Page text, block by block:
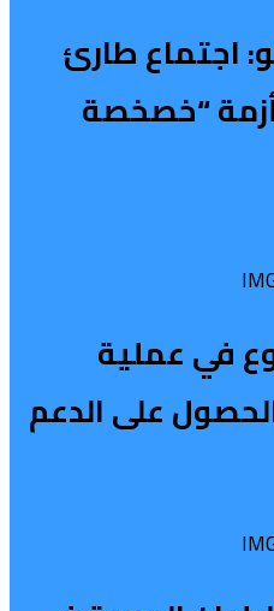
اجتماع طارئ
أزمة “خصخصة
في عملية
على الدعم